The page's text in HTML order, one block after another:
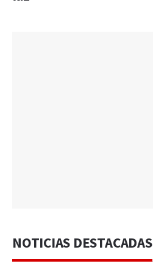
NOTICIAS DESTACADAS